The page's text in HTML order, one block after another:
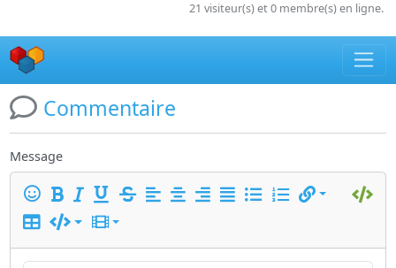
21 visiteur(s) et 0 membre(s) en ligne.
Commentaire
Message